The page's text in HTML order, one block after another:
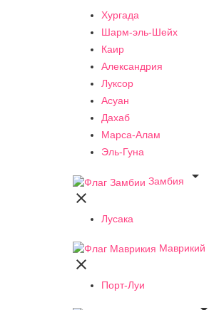
Хургада
Шарм-эль-Шейх
Каир
Александрия
Луксор
Асуан
Дахаб
Марса-Алам
Эль-Гуна
Замбия


Лусака
Маврикий

Порт-Луи